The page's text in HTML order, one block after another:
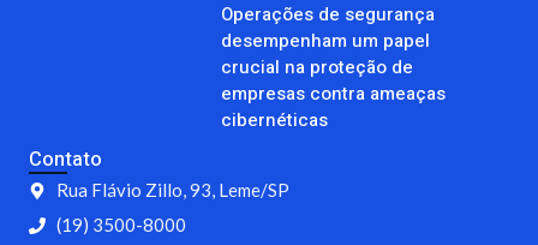
Operações de segurança
desempenham um papel
crucial na proteção de
empresas contra ameaças
cibernéticas
Contato
Rua Flávio Zillo, 93, Leme/SP
(19) 3500-8000